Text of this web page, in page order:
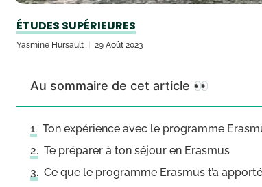
ÉTUDES SUPÉRIEURES
Yasmine Hursault 29 Août 2023
Au sommaire de cet article 👀
Ton expérience avec le programme
Te préparer à ton séjour en Erasmus
Ce que le programme Erasmus t’a apporté